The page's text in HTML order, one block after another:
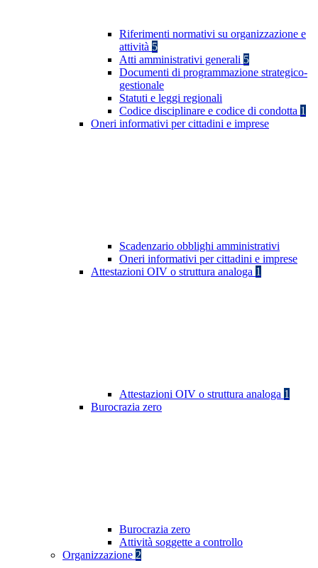
Riferimenti normativi su organizzazione e
attività 5
Atti amministrativi generali 5
Documenti di programmazione strategico-
gestionale
Statuti e leggi regionali
Codice disciplinare e codice di condotta 1
Oneri informativi per cittadini e imprese
Scadenzario obblighi amministrativi
Oneri informativi per cittadini e imprese
Attestazioni OIV o struttura analoga 1
Attestazioni OIV o struttura analoga 1
Burocrazia zero
Burocrazia zero
Attività soggette a controllo
Organizzazione 2